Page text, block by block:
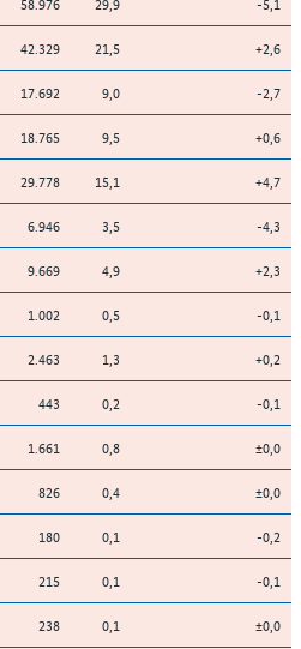
42.329 21,5 +2,6
17.692 9,0 -2,7
18.765 9,5 +0,6
29.778 15,1 +4,7
6.946 3,5 -4,3
9.669 4,9 +2,3
1.002 0,5 -0,1
2.463 1,3 +0,2
443 0,2 -0,1
1.661 0,8 ±0,0
826 0,4 ±0,0
180 0,1 -0,2
215 0,1 -0,1
238 0,1 ±0,0